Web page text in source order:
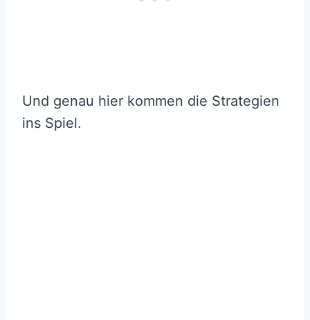
Und genau hier kommen die Strategien
ins Spiel.